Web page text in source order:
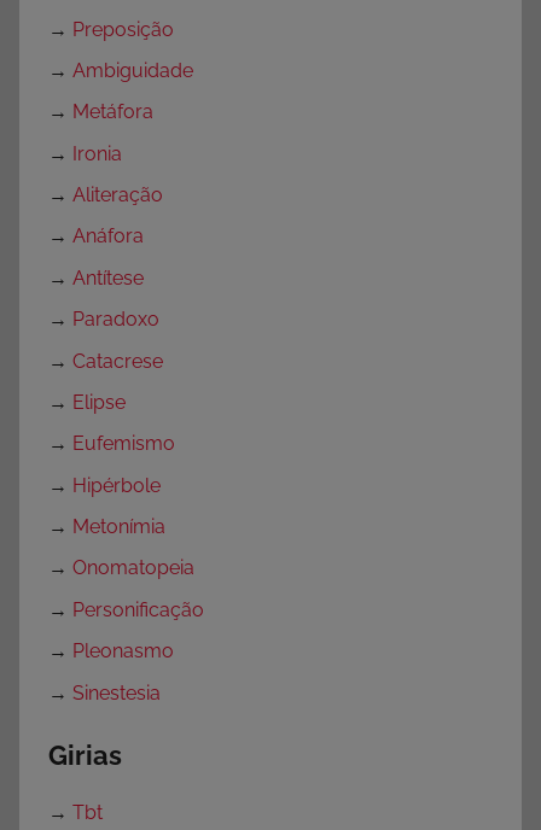
→ Preposição
→ Ambiguidade
→ Metáfora
→ Ironia
→ Aliteração
→ Anáfora
→ Antítese
→ Paradoxo
→ Catacrese
→ Elipse
→ Eufemismo
→ Hipérbole
→ Metonímia
→ Onomatopeia
→ Personificação
→ Pleonasmo
→ Sinestesia
Girias
→ Tbt